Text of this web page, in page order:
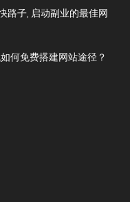
路子, 启动副业的最佳网
何免费搭建网站途径？